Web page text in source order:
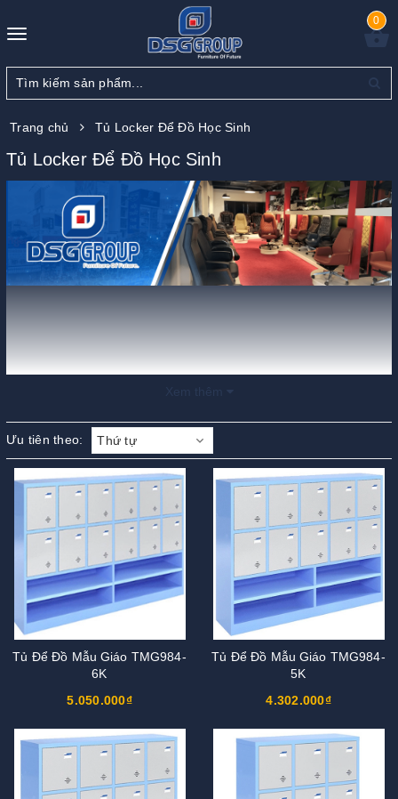
Toggle
0
Trang chủ Tủ Locker Để Đồ Học Sinh
Tủ Locker Để Đồ Học Sinh
Xem thêm
Ưu tiên theo: Thứ tự
Tủ Để Đồ Mẫu Giáo TMG984-
6K
5.050.000₫
Tủ Để Đồ Mẫu Giáo TMG984-
5K
4.302.000₫